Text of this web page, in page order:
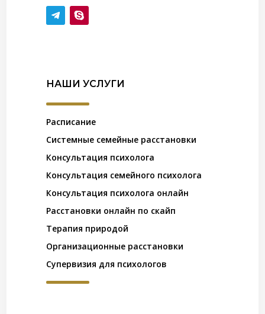
НАШИ УСЛУГИ
Расписание
Системные семейные расстановки
Консультация психолога
Консультация семейного психолога
Консультация психолога онлайн
Расстановки онлайн по скайп
Терапия природой
Организационные расстановки
Супервизия для психологов